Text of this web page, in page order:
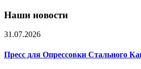
Наши новости
31.07.2026
Пресс для Опрессовки Стального